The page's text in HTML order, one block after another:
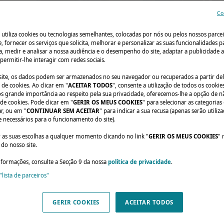
OS DIAS EXCLUSIVOS LAGOON
OS DIAS
LAGOON
março realizaram-se os Dias
de Bordéus
utiliza cookies ou tecnologias semelhantes, colocadas por nós ou pelos nossos
fornecer os serviços que solicita, melhorar e personalizar as suas funcionalidades
medir e analisar a nossa audiência e o desempenho do site, adaptar a publicidade
permitir-lhe interagir com redes sociais.
os dados podem ser armazenados no seu navegador ou recuperados a partir
cookies. Ao clicar em "ACEITAR TODOS", consente a utilização de todos os
grande importância ao respeito pela sua privacidade, oferecemos-lhe a opção de
cookies. Pode clicar em "GERIR OS MEUS COOKIES" para selecionar as categorias
ou em "CONTINUAR SEM ACEITAR" para indicar a sua recusa (apenas serão
necessários para o funcionamento do site).
as suas escolhas a qualquer momento clicando no link "GERIR OS MEUS COOKIES"
nosso site.
consulte a Secção 9 da nossa política de privacidade.
de parceiros"
GERIR COOKIES ACEITAR TODOS